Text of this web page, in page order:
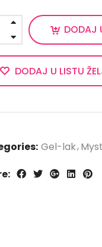
DODAJ
DODAJ U LISTU
Gel-lak